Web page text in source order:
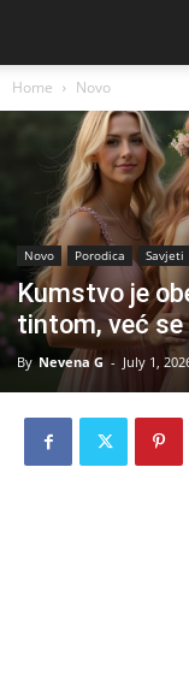
Home Novo
Novo Porodica Savjeti
Kumstvo je
tintom, već se
By Nevena G - July 1,